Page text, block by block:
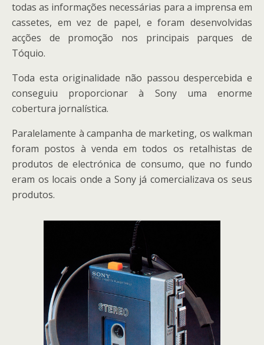
todas as informações necessárias para a imprensa em
cassetes, em vez de papel, e foram desenvolvidas
acções de promoção nos principais parques de
Tóquio.
Toda esta originalidade não passou despercebida e
conseguiu proporcionar à Sony uma enorme
cobertura jornalística.
Paralelamente à campanha de marketing, os walkman
foram postos à venda em todos os retalhistas de
produtos de electrónica de consumo, que no fundo
eram os locais onde a Sony já comercializava os seus
produtos.